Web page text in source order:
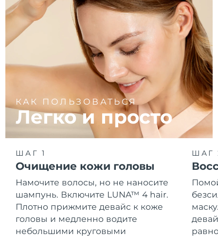
КАК ПОЛЬЗОВАТЬСЯ
Легко и просто
ШАГ 1
Очищение кожи головы
Намочите волосы, но не наносите
шампунь. Включите LUNA™ 4 hair.
Плотно прижмите девайс к коже
головы и медленно водите
небольшими круговыми
ШАГ